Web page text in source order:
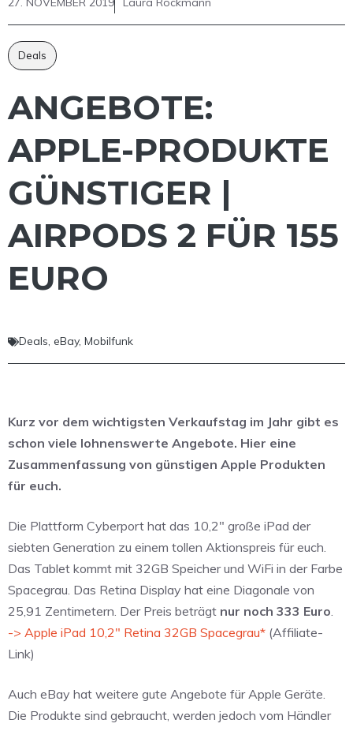
Deals
ANGEBOTE:
APPLE-PRODUKTE
GÜNSTIGER |
AIRPODS 2 FÜR 155
EURO
Deals, eBay, Mobilfunk
Kurz vor dem wichtigsten Verkaufstag im Jahr gibt es
schon viele lohnenswerte Angebote. Hier eine
Zusammenfassung von günstigen Apple Produkten
für euch.
Die Plattform Cyberport hat das 10,2″ große iPad der
siebten Generation zu einem tollen Aktionspreis für euch.
Das Tablet kommt mit 32GB Speicher und WiFi in der Farbe
Spacegrau. Das Retina Display hat eine Diagonale von
25,91 Zentimetern. Der Preis beträgt nur noch 333 Euro.
-> Apple iPad 10,2″ Retina 32GB Spacegrau* (Affiliate-
Link)
Auch eBay hat weitere gute Angebote für Apple Geräte.
Die Produkte sind gebraucht, werden jedoch vom Händler